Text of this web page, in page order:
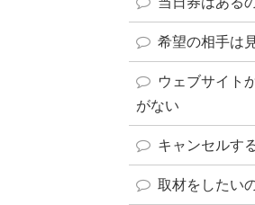
希望の相手は
ウェブサイト
がない
キャンセルす
取材をしたい